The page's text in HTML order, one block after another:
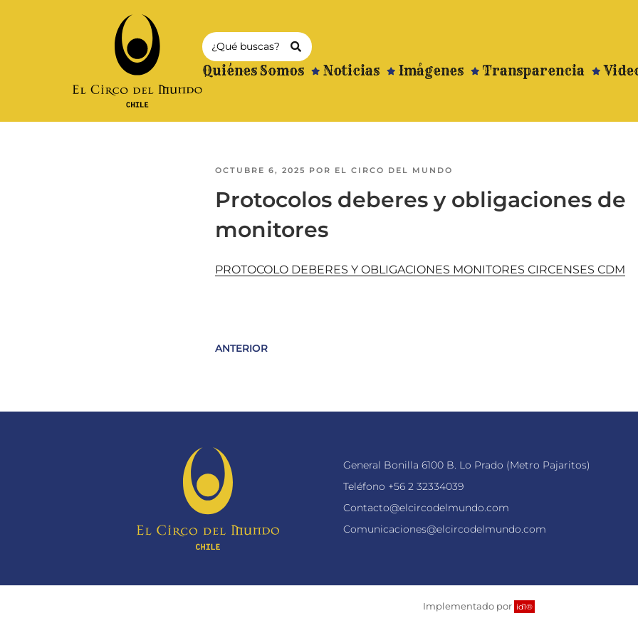
Quiénes Somos Noticias Imágenes Transparencia
OCTUBRE 6, 2025 POR EL CIRCO DEL MUNDO
Protocolos deberes y obligaciones de
monitores
PROTOCOLO DEBERES Y OBLIGACIONES MONITORES CIRCENSES CDM
ANTERIOR
General Bonilla 6100 B. Lo Prado (Metro Pajaritos)
Teléfono +56 2 32334039
Contacto@elcircodelmundo.com
Comunicaciones@elcircodelmundo.com
Implementado por id1®